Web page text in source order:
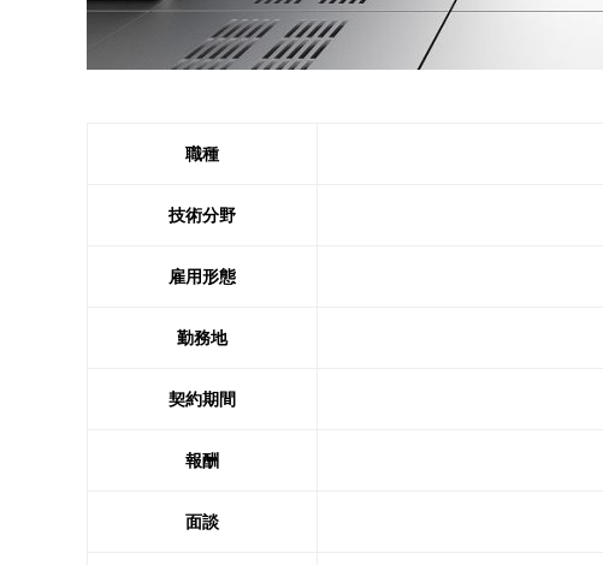
職種
技術分野
雇用形態
勤務地
契約期間
報酬
面談